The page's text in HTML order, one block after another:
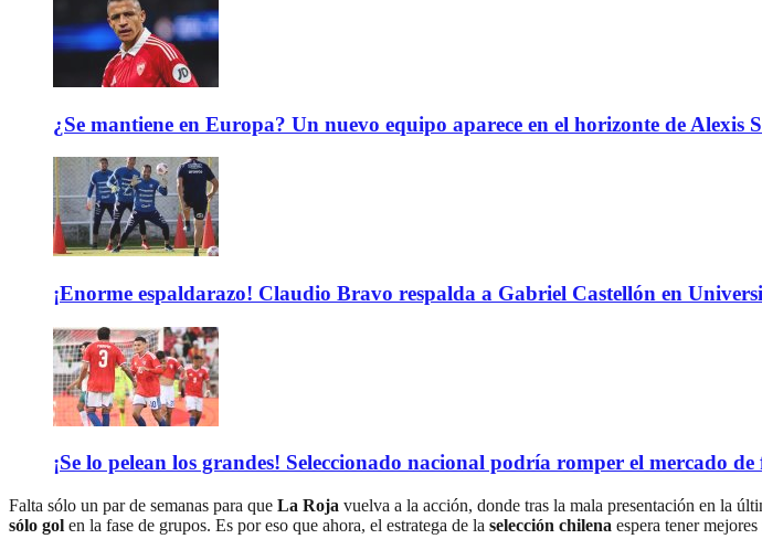
¿Se mantiene en Europa? Un nuevo equipo aparece en el horizonte de Alexis
¡Enorme espaldarazo! Claudio Bravo respalda a Gabriel Castellón en
¡Se lo pelean los grandes! Seleccionado nacional podría romper el mercado de
Falta sólo un par de semanas para que La Roja vuelva a la acción, donde tras la mala presentación en la
sólo gol en la fase de grupos. Es por eso que ahora, el estratega de la selección chilena espera tener